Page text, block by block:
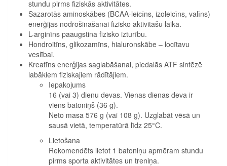
stundu pirms fiziskās aktivitātes.
Sazarotās aminoskābes (BCAA-leicīns, izoleicīns, valīns)
enerģijas nodrošināšanai fizisko aktivitāšu laikā.
L-arginīns paaugstina fizisko izturību.
Hondroitīns, glikozamīns, hialuronskābe – locītavu
veslībai.
Kreatīns enerģijas saglabāšanai, piedalās ATF sintēzē
labākiem fiziskajiem rādītājiem.
Iepakojums
16 (vai 3) dienu devas. Vienas dienas deva ir
viens batoniņš (36 g).
Neto masa 576 g (vai 108 g). Uzglabāt vēsā un
sausā vietā, temperatūrā līdz 25°C.
Lietošana
Rekomendēts lietot 1 batoniņu apmēram stundu
pirms sporta aktivitātes un treniņa.